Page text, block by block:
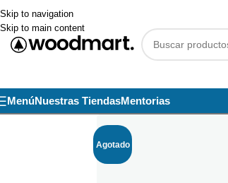
Skip to navigation
Skip to main content
MenúNuestras TiendasMentorias
Agotado